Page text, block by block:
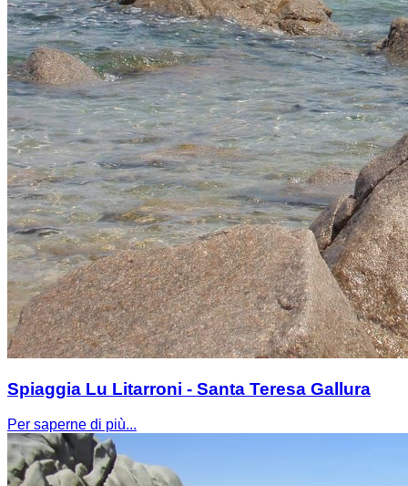
Spiaggia Lu Litarroni - Santa Teresa Gallura
Per saperne di più...